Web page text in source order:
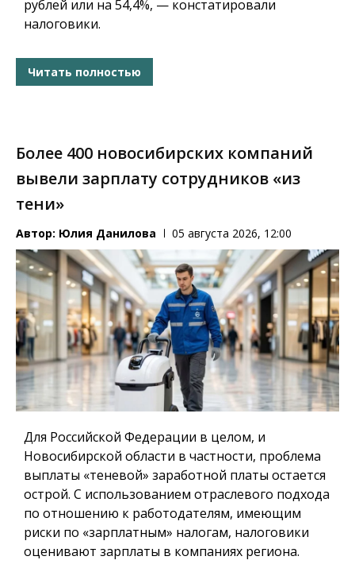
рублей или на 54,4%, — констатировали
налоговики.
Читать полностью
Более 400 новосибирских компаний
вывели зарплату сотрудников «из
тени»
Автор: Юлия Данилова 05 августа 2026, 12:00
Для Российской Федерации в целом, и
Новосибирской области в частности, проблема
выплаты «теневой» заработной платы остается
острой. С использованием отраслевого подхода
по отношению к работодателям, имеющим
риски по «зарплатным» налогам, налоговики
оценивают зарплаты в компаниях региона.